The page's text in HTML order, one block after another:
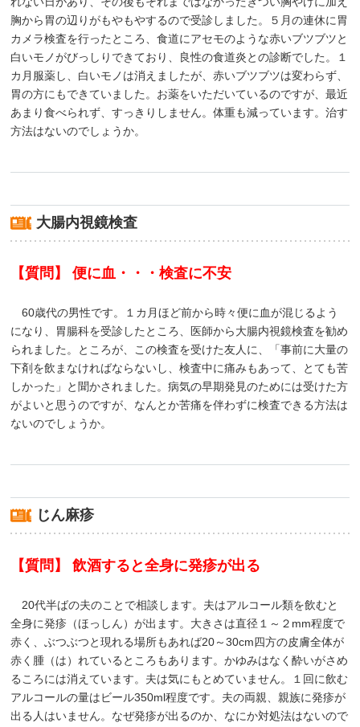
胸から胃の辺りがもやもやするので受診しました。５月の連休に胃
カメラ検査を行ったところ、食道にアセモのような赤いブツブツと
白いモノがびっしりできており、良性の食道炎との診断でした。１
カ月服薬し、白いモノは消えましたが、赤いブツブツは変わらず、
胃の方にもできていました。お薬をいただいているのですが、最近
あまり食べられず、すっきりしません。体重も減っています。治す
方法はないのでしょうか。
大腸内視鏡検査
【質問】 便に血・・・検査に不安
60歳代の男性です。１カ月ほど前から時々便に血が混じるよう
になり、胃腸科を受診したところ、医師から大腸内視鏡検査を勧め
られました。ところが、この検査を受けた友人に、「事前に大量の
下剤を飲まなければならないし、検査中に痛みもあって、とても苦
しかった」と聞かされました。病気の早期発見のためには受けた方
がよいと思うのですが、なんとか苦痛を伴わずに検査できる方法は
ないのでしょうか。
じん麻疹
【質問】 飲酒すると全身に発疹が出る
20代半ばの夫のことで相談します。夫はアルコール類を飲むと
全身に発疹（ほっしん）が出ます。大きさは直径１～２mm程度で
赤く、ぶつぶつと現れる場所もあれば20～30cm四方の皮膚全体が
赤く腫（は）れているところもあります。かゆみはなく酔いがさめ
るころには消えています。夫は気にもとめていません。１回に飲む
アルコールの量はビール350ml程度です。夫の両親、親族に発疹が
出る人はいません。なぜ発疹が出るのか、なにか対処法はないので